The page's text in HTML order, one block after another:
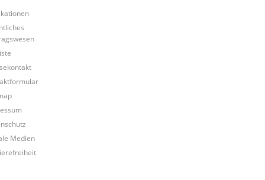
Medien